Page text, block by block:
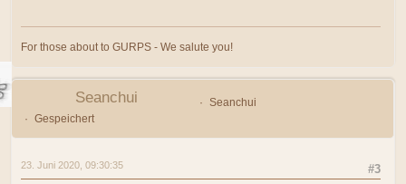
For those about to GURPS - We salute you!
Seanchui
Seanchui
Gespeichert
#3
23. Juni 2020, 09:30:35